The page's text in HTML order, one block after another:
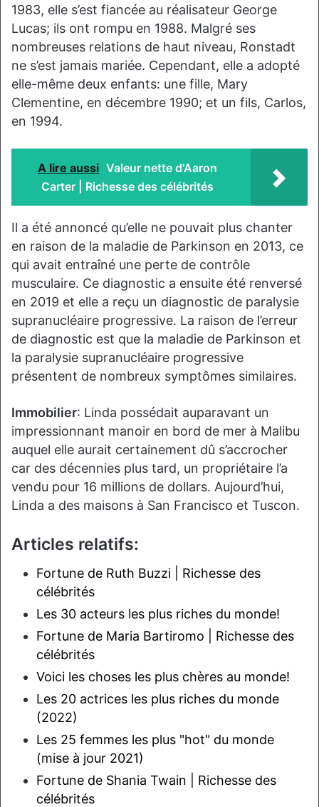
1983, elle s’est fiancée au réalisateur George
Lucas; ils ont rompu en 1988. Malgré ses
nombreuses relations de haut niveau, Ronstadt
ne s’est jamais mariée. Cependant, elle a adopté
elle-même deux enfants: une fille, Mary
Clementine, en décembre 1990; et un fils, Carlos,
en 1994.
A lire aussi Valeur nette d'Aaron
Carter | Richesse des célébrités
Il a été annoncé qu’elle ne pouvait plus chanter
en raison de la maladie de Parkinson en 2013, ce
qui avait entraîné une perte de contrôle
musculaire. Ce diagnostic a ensuite été renversé
en 2019 et elle a reçu un diagnostic de paralysie
supranucléaire progressive. La raison de l’erreur
de diagnostic est que la maladie de Parkinson et
la paralysie supranucléaire progressive
présentent de nombreux symptômes similaires.
Immobilier: Linda possédait auparavant un
impressionnant manoir en bord de mer à Malibu
auquel elle aurait certainement dû s’accrocher
car des décennies plus tard, un propriétaire l’a
vendu pour 16 millions de dollars. Aujourd’hui,
Linda a des maisons à San Francisco et Tuscon.
Articles relatifs:
Fortune de Ruth Buzzi | Richesse des
célébrités
Les 30 acteurs les plus riches du monde!
Fortune de Maria Bartiromo | Richesse des
célébrités
Voici les choses les plus chères au monde!
Les 20 actrices les plus riches du monde
(2022)
Les 25 femmes les plus "hot" du monde
(mise à jour 2021)
Fortune de Shania Twain | Richesse des
célébrités